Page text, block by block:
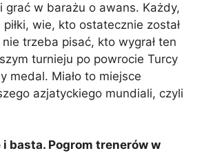
grać w barażu o awans. Każdy,
wie, kto ostatecznie został
trzeba pisać, kto wygrał ten
turnieju po powrocie Turcy
medal. Miało to miejsce
azjatyckiego mundiali, czyli
i basta. Pogrom trenerów w